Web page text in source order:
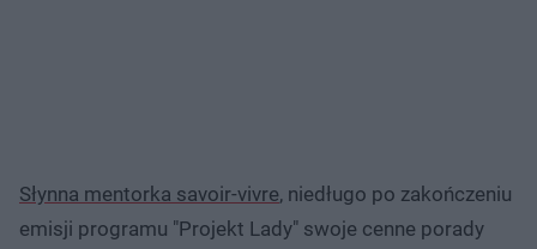
Słynna mentorka savoir-vivre, niedługo po zakończeniu
emisji programu "Projekt Lady" swoje cenne porady